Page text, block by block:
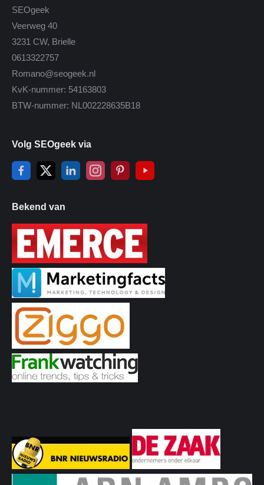
SEOgeek
Veerweg 40
3231 CW, Brielle
0613322757
Romano@seogeek.nl
KvK-nummer: 54163803
BTW-nummer: NL002228635B18
Volg SEOgeek via
Bekend van